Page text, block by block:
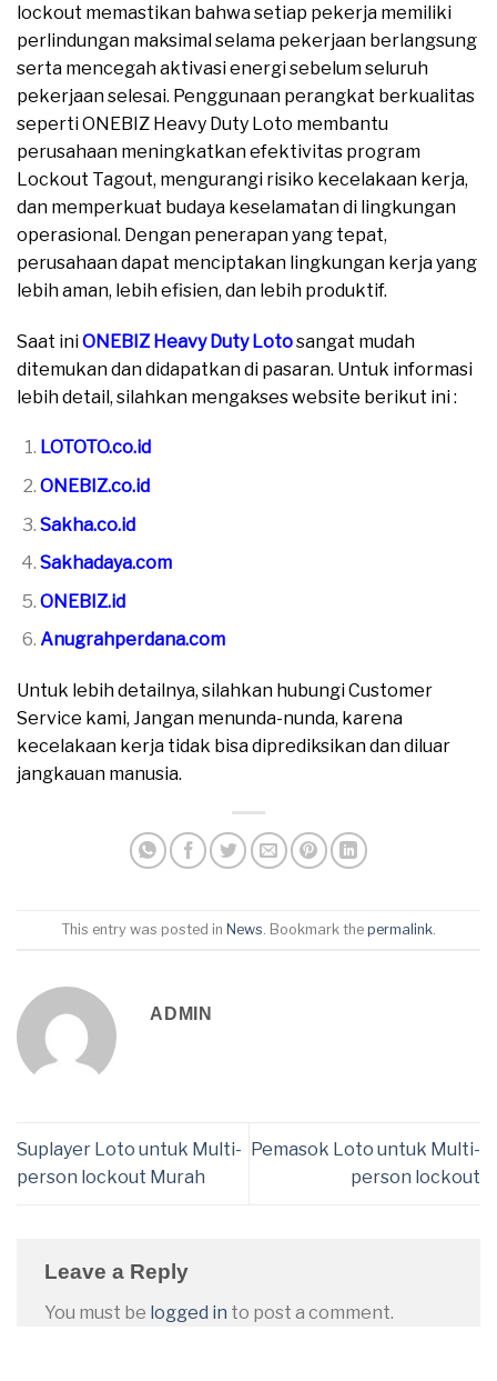
lockout memastikan bahwa setiap pekerja memiliki
perlindungan maksimal selama pekerjaan berlangsung
serta mencegah aktivasi energi sebelum seluruh
pekerjaan selesai. Penggunaan perangkat berkualitas
seperti ONEBIZ Heavy Duty Loto membantu
perusahaan meningkatkan efektivitas program
Lockout Tagout, mengurangi risiko kecelakaan kerja,
dan memperkuat budaya keselamatan di lingkungan
operasional. Dengan penerapan yang tepat,
perusahaan dapat menciptakan lingkungan kerja yang
lebih aman, lebih efisien, dan lebih produktif.
Saat iniONEBIZ Heavy Duty Lotosangat mudah
ditemukan dan didapatkan di pasaran. Untuk informasi
lebih detail, silahkan mengakses website berikut ini :
LOTOTO.co.id
ONEBIZ.co.id
Sakha.co.id
Sakhadaya.com
ONEBIZ.id
Anugrahperdana.com
Untuk lebih detailnya, silahkan hubungi Customer
Service kami, Jangan menunda-nunda, karena
kecelakaan kerja tidak bisa diprediksikan dan diluar
jangkauan manusia.
This entry was posted in News . Bookmark the permalink
ADMIN
Suplayer Loto untuk Multi-
person lockout Murah
Pemasok Loto untuk Multi-
person lockout
Leave a Reply
You must be logged in to post a comment.